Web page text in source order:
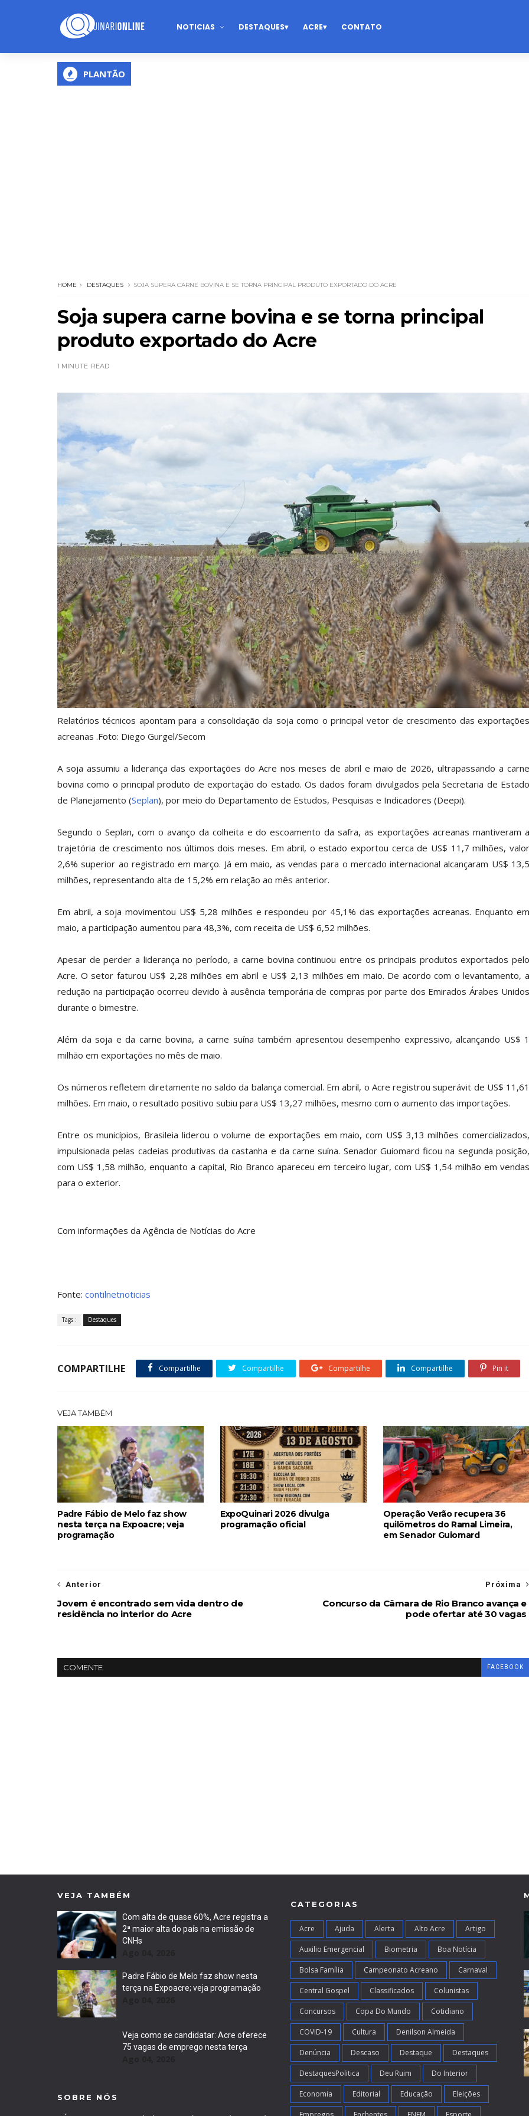
NOTICIAS DESTAQUES ACRE CONTATO
PLANTÃO
HOME DESTAQUES SOJA SUPERA CARNE BOVINA E SE TORNA PRINCIPAL PRODUTO EXPORTADO DO ACRE
Soja supera carne bovina e se torna principal
produto exportado do Acre
1 MINUTE READ
Relatórios técnicos apontam para a consolidação da soja como o principal vetor de crescimento das exportações
acreanas .Foto: Diego Gurgel/Secom
A soja assumiu a liderança das exportações do Acre nos meses de abril e maio de 2026, ultrapassando a carne
bovina como o principal produto de exportação do estado. Os dados foram divulgados pela Secretaria de Estado
de Planejamento (Seplan), por meio do Departamento de Estudos, Pesquisas e Indicadores (Deepi).
Segundo o Seplan, com o avanço da colheita e do escoamento da safra, as exportações acreanas mantiveram a
trajetória de crescimento nos últimos dois meses. Em abril, o estado exportou cerca de US$ 11,7 milhões, valor
2,6% superior ao registrado em março. Já em maio, as vendas para o mercado internacional alcançaram US$ 13,5
milhões, representando alta de 15,2% em relação ao mês anterior.
Em abril, a soja movimentou US$ 5,28 milhões e respondeu por 45,1% das exportações acreanas. Enquanto em
maio, a participação aumentou para 48,3%, com receita de US$ 6,52 milhões.
Apesar de perder a liderança no período, a carne bovina continuou entre os principais produtos exportados pelo
Acre. O setor faturou US$ 2,28 milhões em abril e US$ 2,13 milhões em maio. De acordo com o levantamento, a
redução na participação ocorreu devido à ausência temporária de compras por parte dos Emirados Árabes Unidos
durante o bimestre.
Além da soja e da carne bovina, a carne suína também apresentou desempenho expressivo, alcançando US$ 1
milhão em exportações no mês de maio.
Os números refletem diretamente no saldo da balança comercial. Em abril, o Acre registrou superávit de US$ 11,61
milhões. Em maio, o resultado positivo subiu para US$ 13,27 milhões, mesmo com o aumento das importações.
Entre os municípios, Brasileia liderou o volume de exportações em maio, com US$ 3,13 milhões comercializados,
impulsionada pelas cadeias produtivas da castanha e da carne suína. Senador Guiomard ficou na segunda posição,
com US$ 1,58 milhão, enquanto a capital, Rio Branco apareceu em terceiro lugar, com US$ 1,54 milhão em vendas
para o exterior.
Com informações da Agência de Notícias do Acre
Fonte: contilnetnoticias
Tags : Destaques
COMPARTILHE Compartilhe Compartilhe Compartilhe Compartilhe Pin it
VEJA TAMBÉM
Padre Fábio de Melo faz show
nesta terça na Expoacre; veja
programação
ExpoQuinari 2026 divulga
programação oficial
Operação Verão recupera 36
quilômetros do Ramal Limeira,
em Senador Guiomard
Próxima
Concurso da Câmara de Rio Branco avança e
pode ofertar até 30 vagas
Anterior
Jovem é encontrado sem vida dentro de
residência no interior do Acre
COMENTE FACEBOOK
VEJA TAMBÉM
Com alta de quase 60%, Acre registra a
2ª maior alta do país na emissão de
CNHs
Padre Fábio de Melo faz show nesta
terça na Expoacre; veja programação
Veja como se candidatar: Acre oferece
75 vagas de emprego nesta terça
SOBRE NÓS
CATEGORIAS
Acre Ajuda Alerta Alto Acre Artigo
Auxilio Emergencial Biometria Boa Notícia
Bolsa Família Campeonato Acreano Carnaval
Central Gospel Classificados Colunistas
Concursos Copa Do Mundo Cotidiano
COVID-19 Cultura Denilson Almeida
Denúncia Descaso Destaque Destaques
DestaquesPolitica Deu Ruim Do Interior
Economia Editorial Educação Eleições